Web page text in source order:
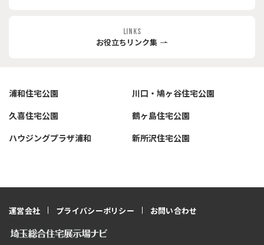
LINKS
お役立ちリンク集
浦和住宅公園
川口・鳩ヶ谷住宅公園
久喜住宅公園
鶴ヶ島住宅公園
ハウジングプラザ浦和
新所沢住宅公園
運営会社 プライバシーポリシー お問い合わせ